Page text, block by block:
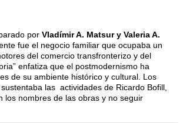
por Vladímir A. Matsur y Valeria A.
fue el negocio familiar que ocupaba un
del comercio transfronterizo y del
enfatiza que el postmodernismo ha
de su ambiente histórico y cultural. Los
las actividades de Ricardo Bofill,
los nombres de las obras y no seguir